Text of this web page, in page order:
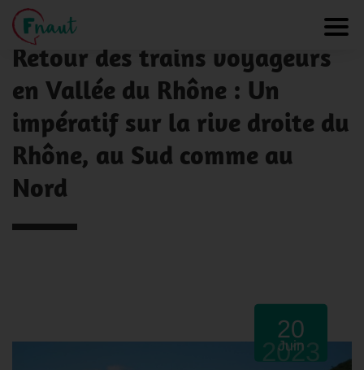
Panneau de gestion des cookies
NOS ACTUALITÉS
Retour des trains voyageurs
en Vallée du Rhône : Un
impératif sur la rive droite du
Rhône, au Sud comme au
Nord
20
Juin
2023